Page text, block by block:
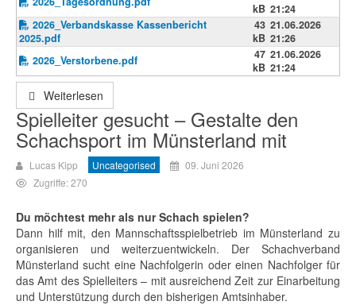
kB 21:24
2026_Verbandskasse Kassenbericht
2025.pdf
43
kB
21.06.2026
21:26
2026_Verstorbene.pdf
47
kB
21.06.2026
21:24
Weiterlesen
Spielleiter gesucht – Gestalte den
Schachsport im Münsterland mit
Lucas Kipp Uncategorised
09. Juni 2026
Zugriffe: 270
Du möchtest mehr als nur Schach spielen?
Dann hilf mit, den Mannschaftsspielbetrieb im Münsterland zu
organisieren und weiterzuentwickeln. Der Schachverband
Münsterland sucht eine Nachfolgerin oder einen Nachfolger für
das Amt des Spielleiters – mit ausreichend Zeit zur Einarbeitung
und Unterstützung durch den bisherigen Amtsinhaber.